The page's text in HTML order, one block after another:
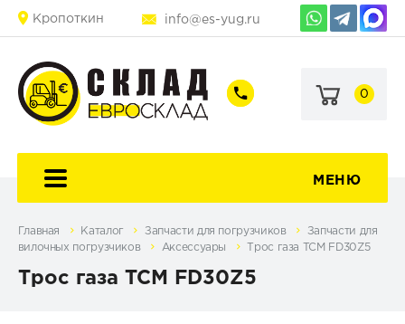
Кропоткин info@es-yug.ru
+7
60-
+7
69-
0
МЕНЮ
Главная Каталог Запчасти для погрузчиков
Запчасти для
вилочных погрузчиков
Аксессуары Трос газа TCM FD30Z5
Трос газа TCM FD30Z5